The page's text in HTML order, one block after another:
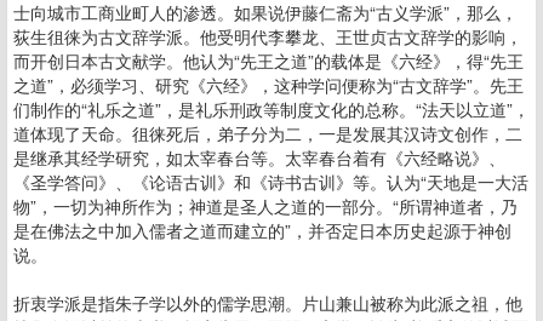
士向城市工商业町人的渗透。如果说伊藤仁斋为“古义学派”，那么，
荻生徂徕为古文辞学派。他受明代李攀龙、王世贞古文辞学的影响，
而开创日本古文献学。他认为“先王之道”的载体是《六经》，得“先王
之道”，必须学习、研究《六经》，这种学问便称为“古文辞学”。先王
们制作的“礼乐之道”，是礼乐刑政等制度文化的总称。“法天以立道”，
道体现了天命。徂徕死后，弟子分为二，一是发展其汉诗文创作，二
是继承其经学研究，如太宰春台等。太宰春台着有《六经略说》、
《圣学答问》、《论语古训》和《诗书古训》等。认为“天地是一大活
物”，一切为神所作为；神道是圣人之道的一部分。“所谓神道者，乃
是在佛法之中加入儒者之道而建立的”，并否定日本历史起源于神创
说。
折衷学派是指朱子学以外的儒学思潮。片山兼山被称为此派之祖，他